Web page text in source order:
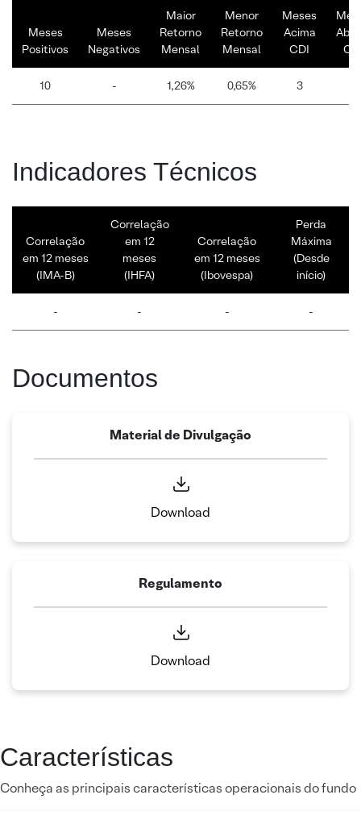
Meses
Positivos
Meses
Negativos
Maior
Retorno
Mensal
Menor
Retorno
Mensal
Meses
Acima
CDI
10 - 1,26% 0,65% 3
Indicadores Técnicos
Correlação
em 12 meses
(IMA-B)
Correlação
em 12
meses
(IHFA)
Correlação
em 12 meses
(Ibovespa)
Perda
Máxima
(Desde
início)
- - - -
Documentos
Material de Divulgação
Download
Regulamento
Download
Características
Conheça as principais características operacionais do fundo